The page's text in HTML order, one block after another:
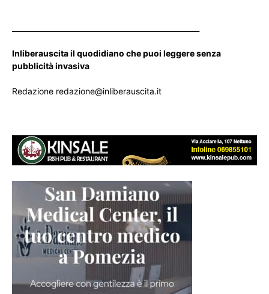
Inliberauscita il quodidiano che puoi leggere senza
pubblicità invasiva
Redazione redazione@inliberauscita.it